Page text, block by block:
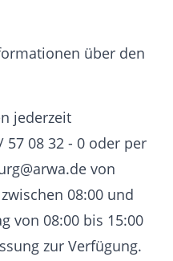
über den
jederzeit
08 32 - 0 oder per
von
08:00 und
von 08:00 bis 15:00
zur Verfügung.